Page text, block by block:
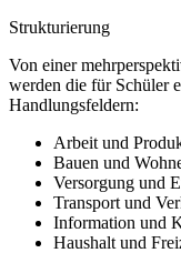
Strukturierung
Von einer
werden die für Schüler
Handlungsfeldern:
Arbeit und
Bauen und
Versorgung und
Transport und
Information und
Haushalt und